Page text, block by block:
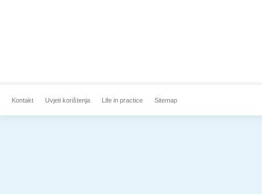
Kontakt Uvjeti korištenja Life in practice Sitemap